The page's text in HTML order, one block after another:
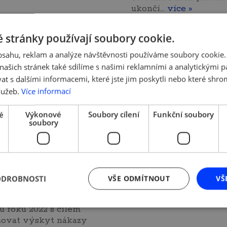
ukončí… více »
| Tým AMSP ČR
schválila
pravidelného
ve školách
a to k 18.
roku 2022 s cílem
výskyt nákazy
17. 2. 2022 | Tým AMSP
covidové
pro postižené
podnikatele
Jozef Síkela oznámil
brífinku vlády
následující programy
stránky používají soubory cookie.
reklam a analýze návštěvnosti používáme soubory
stránek také sdílíme s našimi reklamními a analytickými
s dalšími informacemi, které jste jim poskytli nebo které
Více informací
Výkonové
soubory
Soubory cílení Funkční soubory
VŠE ODMÍTNOUT